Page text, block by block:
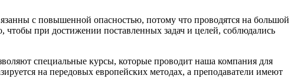
с повышенной опасностью, потому что проводятся на большой
чтобы при достижении поставленных задач и целей, соблюдались
специальные курсы, которые проводит наша компания для
на передовых европейских методах, а преподаватели имеют